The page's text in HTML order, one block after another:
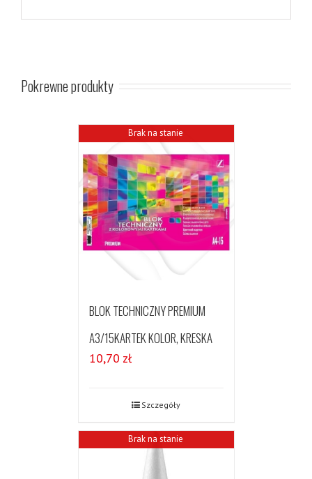
Pokrewne produkty
Brak na stanie
BLOK TECHNICZNY PREMIUM
A3/15KARTEK KOLOR, KRESKA
10,70 zł
Szczegóły
Brak na stanie